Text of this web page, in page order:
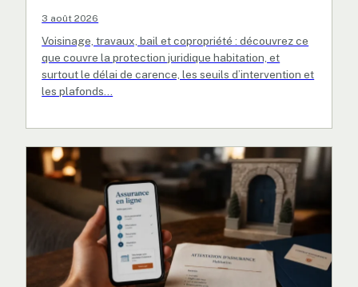
3 août 2026
Voisinage, travaux, bail et copropriété : découvrez ce
que couvre la protection juridique habitation, et
surtout le délai de carence, les seuils d’intervention et
les plafonds…